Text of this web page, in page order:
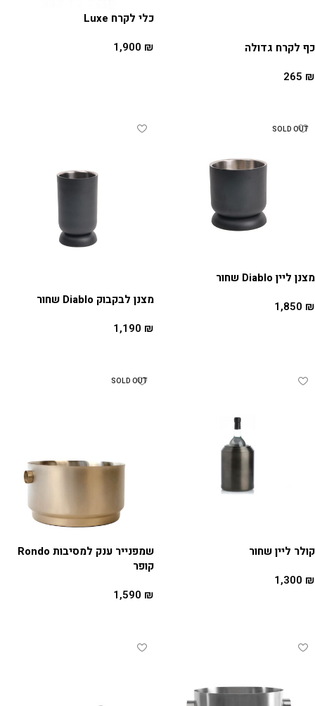
כף לקרח גדולה
265 ₪
כלי לקרח Luxe
1,900 ₪
SOLD OUT
מצנן ליין Diablo שחור
1,850 ₪
מצנן לבקבוק Diablo שחור
1,190 ₪
קולר ליין שחור
1,300 ₪
SOLD OUT
שמפנייר ענק למסיבות Rondo
קופר
1,590 ₪